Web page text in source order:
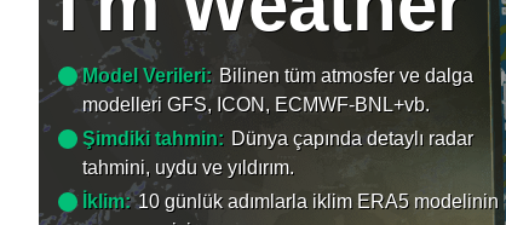
Model Verileri: Bilinen tüm atmosfer ve dalga
modelleri GFS, ICON, ECMWF-BNL+vb.
Şimdiki tahmin: Dünya çapında detaylı radar
tahmini, uydu ve yıldırım.
İklim: 10 günlük adımlarla iklim ERA5 modelinin